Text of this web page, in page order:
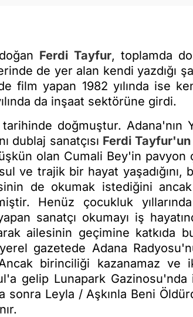
Ferdi Tayfur, toplamda
de yer alan kendi yazdığı
yapan 1982 yılında ise
da inşaat sektörüne girdi.
tarihinde doğmuştur. Adana'nın
dublaj sanatçısı Ferdi Tayfur'un
olan Cumali Bey'in pavyon
ve trajik bir hayat yaşadığını,
de okumak istediğini
Henüz çocukluk
sanatçı okumayı iş
ailesinin geçimine katkıda
gazetede Adana
birinciliği kazanamaz ve
gelip Lunapark
sonra Leyla / Aşkınla Beni